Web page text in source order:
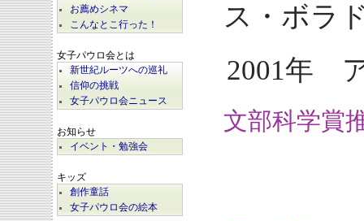
お薦めシネマ
こんなとこ行った！
女子パウロ会とは
新世紀ルーツへの巡礼
信仰の挑戦
女子パウロ会ニュース
お知らせ
イベント・勉強会
キッズ
創作童話
女子パウロ会の絵本
ス・ボラ
2001年
文部科学賞